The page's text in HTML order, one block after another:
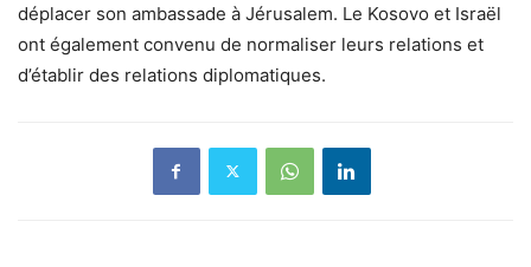
déplacer son ambassade à Jérusalem. Le Kosovo et Israël
ont également convenu de normaliser leurs relations et
d’établir des relations diplomatiques.